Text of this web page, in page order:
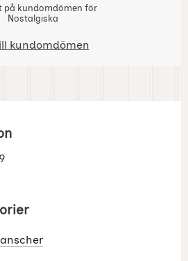
på kundomdömen för
Nostalgiska
kundomdömen